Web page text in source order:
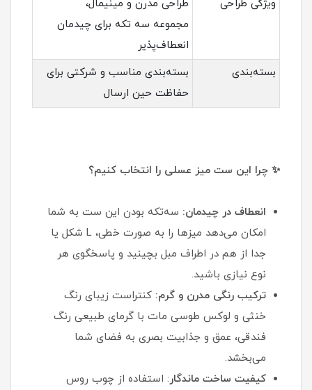
ویژگی طراحی
طراحی مدرن و مینیمال،
مجموعه سه تکه برای چیدمان
انعطاف‌پذیر
بسته‌بندی
بسته‌بندی مناسب و شرکتی برای
حفاظت حین ارسال
✨ چرا این ست میز عسلی را انتخاب کنیم؟
انعطاف در چیدمان: سه‌تکه بودن این ست به شما
امکان می‌دهد میزها را به صورت خطی، L شکل یا
جدا از هم در اطراف مبل بچینید و پاسخگوی هر
نوع نیازی باشید.
ترکیب رنگی مدرن و گرم: کنتراست زیبای رنگ
خنثی و لوکس طوسی مات با گرمای طبیعی رنگ
فندقی، عمق و جذابیت بصری به فضای شما
می‌بخشد.
کیفیت ساخت ماندگار: استفاده از چوب روس